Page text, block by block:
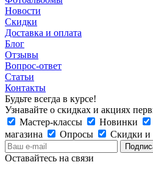
Новости
Скидки
Доставка и оплата
Блог
Отзывы
Вопрос-ответ
Статьи
Контакты
Будьте всегда в курсе!
Узнавайте о скидках и акциях
Мастер-классы
Новинки
магазина
Опросы Скидки и
Оставайтесь на связи